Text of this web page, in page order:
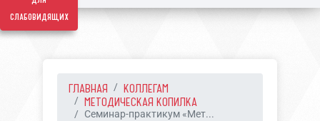
слабовидящих
ГЛАВНАЯ
КОЛЛЕГАМ
МЕТОДИЧЕСКАЯ КОПИЛКА
Семинар-практикум «Мет...